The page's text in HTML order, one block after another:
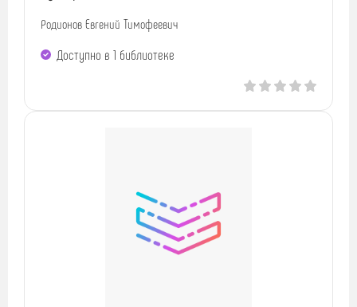
Родионов Евгений Тимофеевич
Доступно в 1 библиотекe